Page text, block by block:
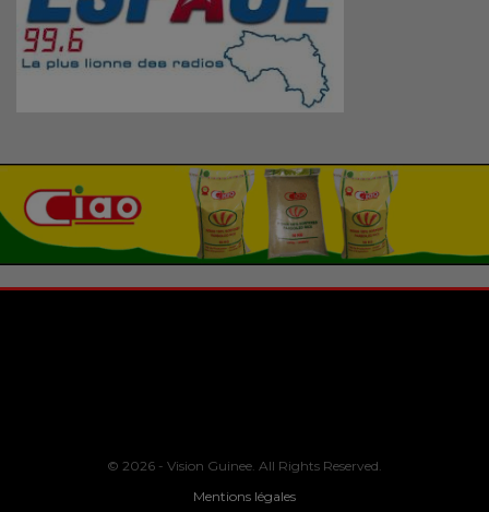
© 2026 - Vision Guinee. All Rights Reserved.
Mentions légales